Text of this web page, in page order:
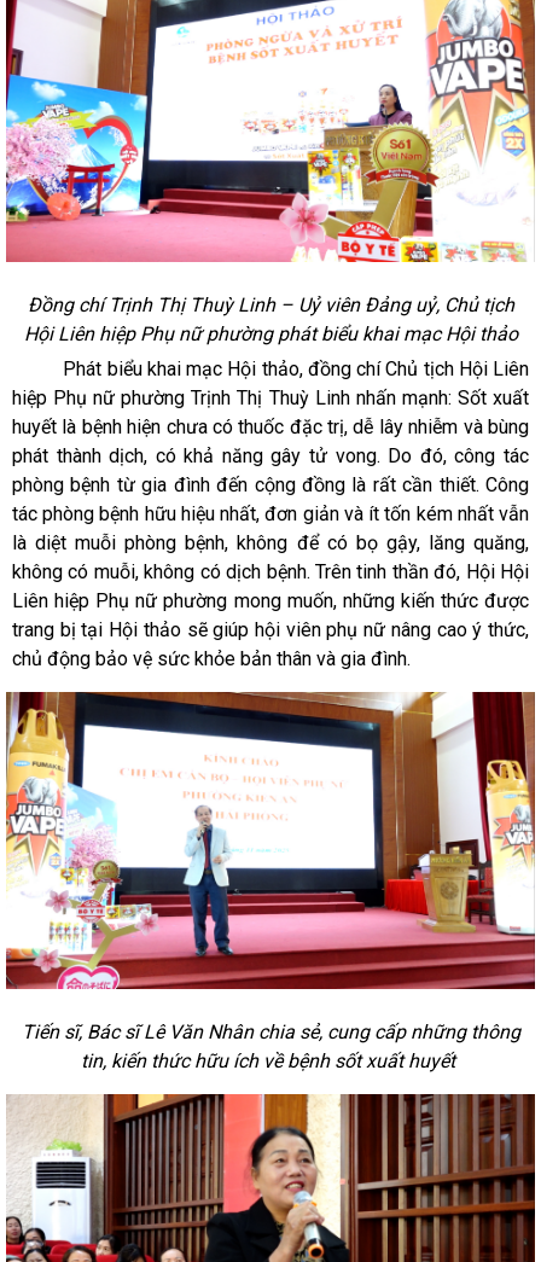
Đồng chí Trịnh Thị Thuỳ Linh – Uỷ viên Đảng uỷ, Chủ tịch
Hội Liên hiệp Phụ nữ phường phát biểu khai mạc Hội thảo
Phát biểu khai mạc Hội thảo, đồng chí Chủ tịch Hội Liên
hiệp Phụ nữ phường Trịnh Thị Thuỳ Linh nhấn mạnh: Sốt xuất
huyết là bệnh hiện chưa có thuốc đặc trị, dễ lây nhiễm và bùng
phát thành dịch, có khả năng gây tử vong. Do đó, công tác
phòng bệnh từ gia đình đến cộng đồng là rất cần thiết. Công
tác phòng bệnh hữu hiệu nhất, đơn giản và ít tốn kém nhất vẫn
là diệt muỗi phòng bệnh, không để có bọ gậy, lăng quăng,
không có muỗi, không có dịch bệnh. Trên tinh thần đó, Hội Hội
Liên hiệp Phụ nữ phường mong muốn, những kiến thức được
trang bị tại Hội thảo sẽgiúp hội viên phụ nữ nâng cao ý thức,
chủ động bảo vệ sức khỏe bản thân và gia đình.
Tiến sĩ, Bác sĩ Lê Văn Nhân chia sẻ, cung cấp những thông
tin, kiến thức hữu ích về bệnh sốt xuất huyết